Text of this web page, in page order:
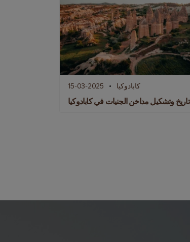
15-03-2025 كابادوكيا
تاريخ وتشكيل مداخن الجنيات في كابادوكيا